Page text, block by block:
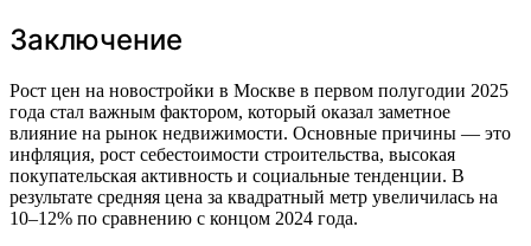
Заключение
Рост цен на новостройки в Москве в первом полугодии 2025
года стал важным фактором, который оказал заметное
влияние на рынок недвижимости. Основные причины — это
инфляция, рост себестоимости строительства, высокая
покупательская активность и социальные тенденции. В
результате средняя цена за квадратный метр увеличилась на
10–12% по сравнению с концом 2024 года.